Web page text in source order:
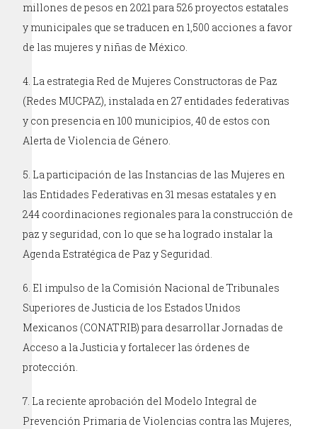
millones de pesos en 2021 para 526 proyectos estatales
y municipales que se traducen en 1,500 acciones a favor
de las mujeres y niñas de México.
La estrategia Red de Mujeres Constructoras de Paz
(Redes MUCPAZ), instalada en 27 entidades federativas
y con presencia en 100 municipios, 40 de estos con
Alerta de Violencia de Género.
La participación de las Instancias de las Mujeres en
las Entidades Federativas en 31 mesas estatales y en
244 coordinaciones regionales para la construcción de
paz y seguridad, con lo que se ha logrado instalar la
Agenda Estratégica de Paz y Seguridad.
El impulso de la Comisión Nacional de Tribunales
Superiores de Justicia de los Estados Unidos
Mexicanos (CONATRIB) para desarrollar Jornadas de
Acceso a la Justicia y fortalecer las órdenes de
protección.
La reciente aprobación del Modelo Integral de
Prevención Primaria de Violencias contra las Mujeres,